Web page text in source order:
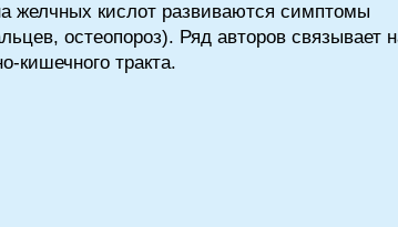
желчных кислот развиваются симптомы
остеопороз). Ряд авторов связывает
кишечного тракта.